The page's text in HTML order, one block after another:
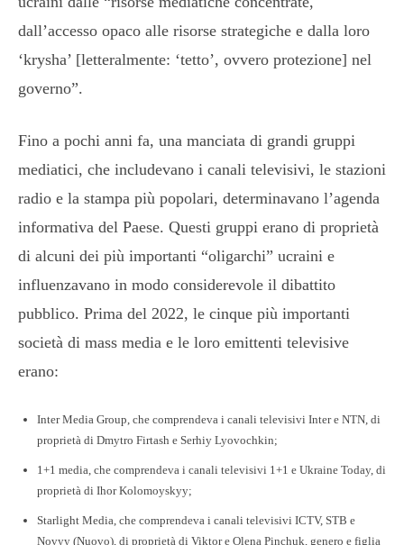
dall’accesso opaco alle risorse strategiche e dalla loro
‘krysha’ [letteralmente: ‘tetto’, ovvero protezione] nel
governo”.
Fino a pochi anni fa, una manciata di grandi gruppi
mediatici, che includevano i canali televisivi, le stazioni
radio e la stampa più popolari, determinavano l’agenda
informativa del Paese. Questi gruppi erano di proprietà
di alcuni dei più importanti “oligarchi” ucraini e
influenzavano in modo considerevole il dibattito
pubblico. Prima del 2022, le cinque più importanti
società di mass media e le loro emittenti televisive
erano:
Inter Media Group, che comprendeva i canali televisivi Inter e NTN, di
proprietà di Dmytro Firtash e Serhiy Lyovochkin;
1+1 media, che comprendeva i canali televisivi 1+1 e Ukraine Today, di
proprietà di Ihor Kolomoyskyy;
Starlight Media, che comprendeva i canali televisivi ICTV, STB e
Novyy (Nuovo), di proprietà di Viktor e Olena Pinchuk, genero e figlia